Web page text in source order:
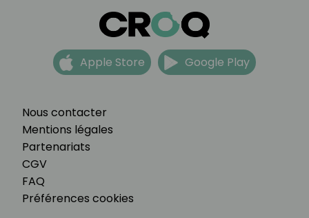
Nous contacter
Mentions légales
Partenariats
CGV
FAQ
Préférences cookies
Apple Store Google Play